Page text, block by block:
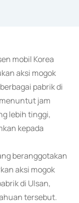
mobil Korea
aksi mogok
pabrik di
jam
lebih tinggi,
kepada
beranggotakan
aksi mogok
di Ulsan,
tersebut.